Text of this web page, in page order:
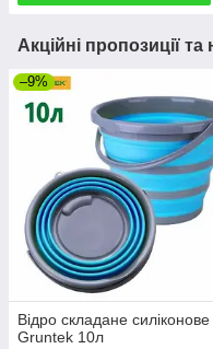
Акційні пропозиції
–9%
Відро складане силіконове
Gruntek 10л